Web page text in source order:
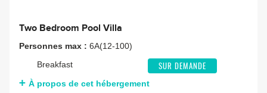
Two Bedroom Pool Villa
Personnes max : 6A(12-100)
Breakfast
SUR DEMANDE
À propos de cet hébergement